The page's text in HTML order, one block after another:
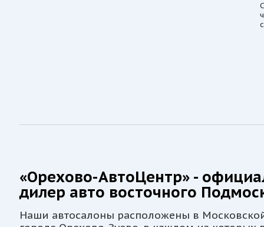
«Орехово-АвтоЦентр» -
дилер авто восточного
Наши автосалоны расположены в